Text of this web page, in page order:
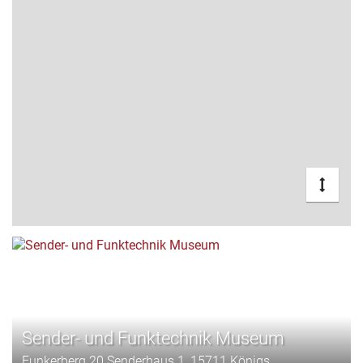
Sender- und Funktechnik Museum